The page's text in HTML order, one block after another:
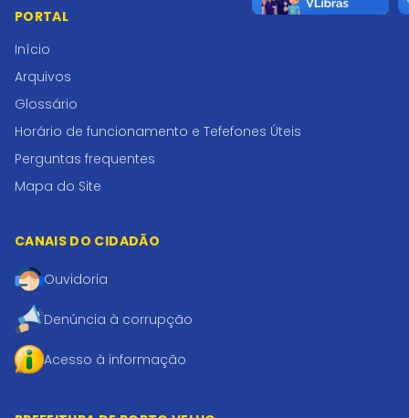
PORTAL
Início
Arquivos
Glossário
Horário de funcionamento e Tefefones Úteis
Perguntas frequentes
Mapa do Site
CANAIS DO CIDADÃO
Ouvidoria
Denúncia à corrupção
Acesso à informação